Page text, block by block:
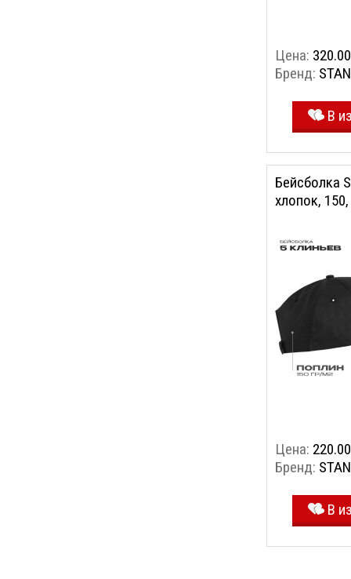
Цена:
Бренд: STAN
В
Цена:
Бренд: STAN
В
Бейсболка
хлопок,